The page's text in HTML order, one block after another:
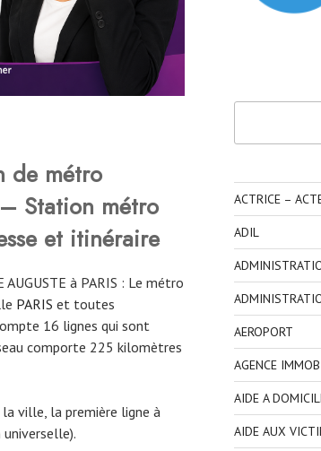
de métro
– Station métro
et itinéraire
à PARIS : Le métro
PARIS et toutes
16 lignes qui sont
comporte 225 kilomètres
ville, la première ligne à
universelle).
ACTRICE –
ADIL
AEROPORT
AGENCE
AIDE A
AIDE AUX